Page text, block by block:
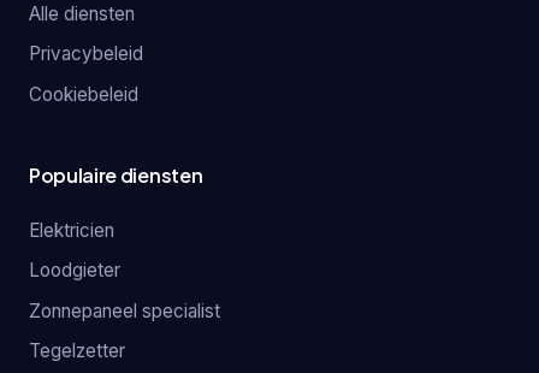
Alle diensten
Privacybeleid
Cookiebeleid
Populaire diensten
Elektricien
Loodgieter
Zonnepaneel specialist
Tegelzetter